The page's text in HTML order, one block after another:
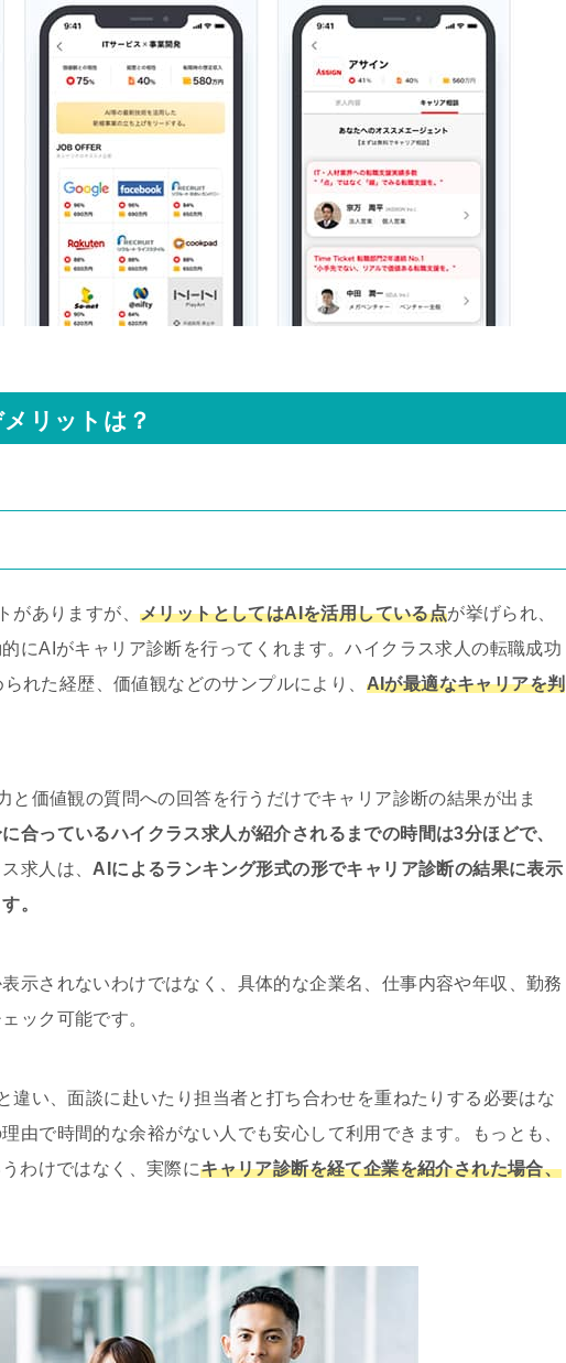
リットは？
がありますが、 メリットとしてはAIを活用している点が挙げられ、
にAIがキャリア診断を行ってくれます。ハイクラス求人の転職成功
れた経歴、価値観などのサンプルにより、 AIが最適なキャリアを判
と価値観の質問への回答を行うだけでキャリア診断の結果が出ま
に合っているハイクラス求人が紹介されるまでの時間は3分ほどで、
求人は、 AIによるランキング形式の形でキャリア診断の結果に表示
。
示されないわけではなく、具体的な企業名、仕事内容や年収、勤務
ック可能です。
違い、面談に赴いたり担当者と打ち合わせを重ねたりする必要はな
由で時間的な余裕がない人でも安心して利用できます。もっとも、
わけではなく、実際にキャリア診断を経て企業を紹介された場合、